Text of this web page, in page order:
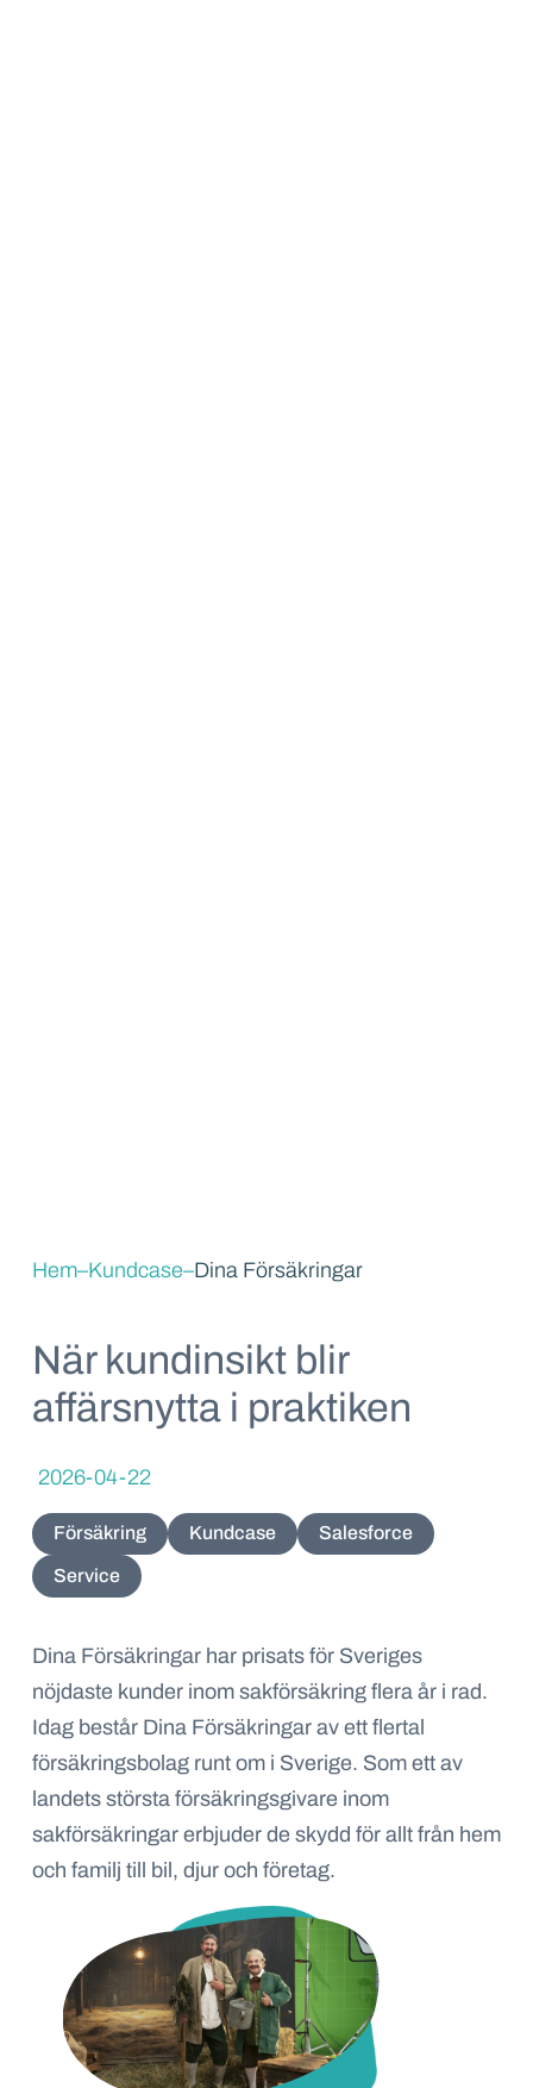
Hem–Kundcase–Dina Försäkringar
När kundinsikt blir
affärsnytta i praktiken
2026-04-22
Försäkring Kundcase Salesforce
Service
Dina Försäkringar har prisats för Sveriges
nöjdaste kunder inom sakförsäkring flera år i rad.
Idag består Dina Försäkringar av ett flertal
försäkringsbolag runt om i Sverige. Som ett av
landets största försäkringsgivare inom
sakförsäkringar erbjuder de skydd för allt från hem
och familj till bil, djur och företag.